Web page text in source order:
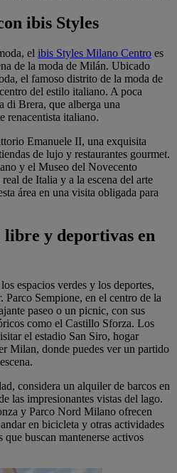
ibis Styles
el ibis Styles Milano Centro es
de la moda de Milán. Ubicado
el famoso distrito de la moda de
del estilo italiano. A poca
di Brera, que alberga una
renacentista italiano.
Emanuele II, una exquisita
de lujo y restaurantes gourmet.
y el Museo del Novecento
de Italia y a la escena del arte
área en una visita obligada para
y deportivas en
espacios verdes y los deportes,
Sempione, en el centro de la
paseo o un picnic, con sus
como el Castillo Sforza. Los
el estadio San Siro, hogar
Milan, donde puedes ver un partido
considera un alquiler de barcos en
las impresionantes vistas del lago.
y Parco Nord Milano ofrecen
en bicicleta y otras actividades
buscan mantenerse activos